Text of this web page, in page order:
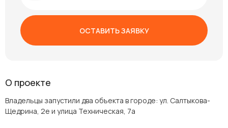
О проекте
Владельцы запустили два объекта в городе: ​ул. Салтыкова-
Щедрина, 2е и улица Техническая, 7а
ОСТАВИТЬ ЗАЯВКУ